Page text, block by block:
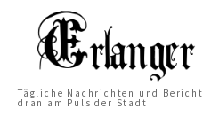
Tägliche Nachrichten und
dran am Puls der Stadt